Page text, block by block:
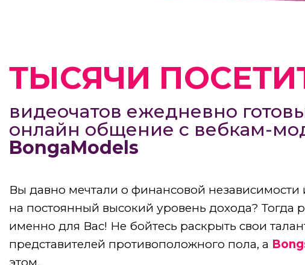
ТЫСЯЧИ
видеочатов ежедневно
онлайн общение с вебкам-
BongaModels
Вы давно мечтали о финансовой независимости
на постоянный высокий уровень дохода? Тогда
именно для Вас! Не бойтесь раскрыть свои
представителей противоположного пола, а